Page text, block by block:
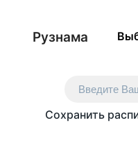
Рузнама
Введите
Сохранить